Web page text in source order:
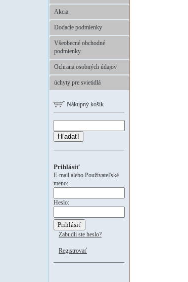
Akcia
Dodacie podmienky
Všeobecné obchodné
podmienky
Ochrana osobných údajov
úchyty pre svietidlá
Nákupný košík
Hľadať!
Prihlásiť
E-mail alebo Používateľské
meno:
Heslo:
Zabudli ste heslo?
Registrovať